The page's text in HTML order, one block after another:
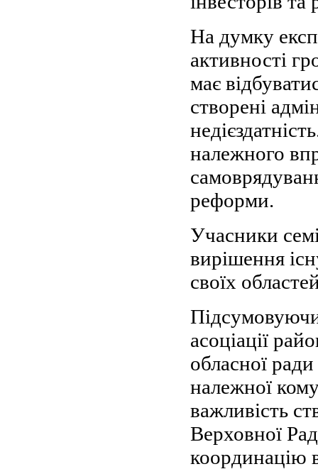
На думку
активності
має
створені
належного
реформи.
Учасники
вирішення
своїх
Підсумовуючи
асоціації
обласної
належної
важливість
Верховної
координацію